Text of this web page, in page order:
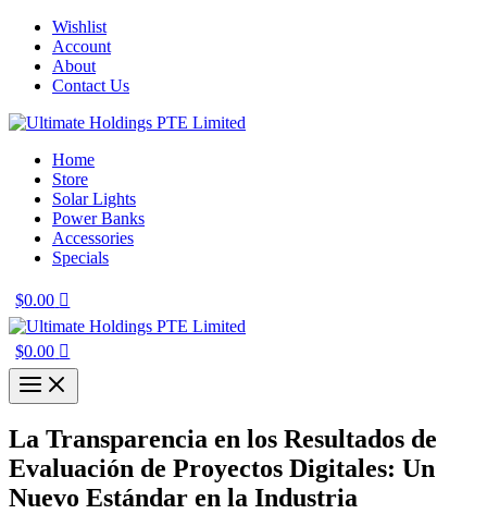
Skip
content
Wishlist
Account
About
Contact Us
Home
Store
Solar Lights
Power Banks
Accessories
Specials
$0.00
$0.00
La Transparencia en los Resultados de
Evaluación de Proyectos Digitales: Un
Nuevo Estándar en la Industria